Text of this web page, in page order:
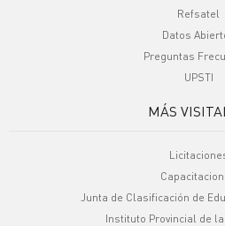
Refsatel
Datos
Preguntas
UPSTI
MÁS
Junta de Clasificación de
Instituto Provincial de la